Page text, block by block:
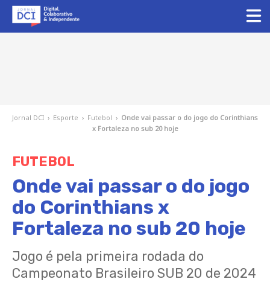
Jornal DCI › Esporte › Futebol › Onde vai passar o do jogo do Corinthians
x Fortaleza no sub 20 hoje
FUTEBOL
Onde vai passar o do jogo
do Corinthians x
Fortaleza no sub 20 hoje
Jogo é pela primeira rodada do
Campeonato Brasileiro SUB 20 de 2024